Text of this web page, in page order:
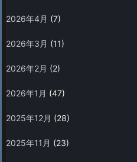
2026年4月 (7)
2026年3月 (11)
2026年2月 (2)
2026年1月 (47)
2025年12月 (28)
2025年11月 (23)